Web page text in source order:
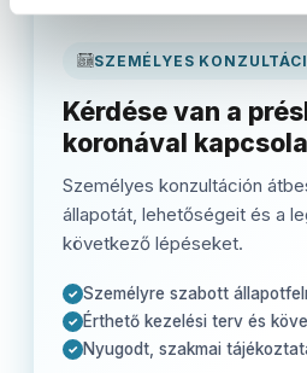
SZEMÉLYES
Kérdése van a
koronával
Személyes konzultáción
állapotát, lehetőségeit és a
következő lépéseket.
✓ Személyre szabott
✓ Érthető kezelési terv és
✓ Nyugodt, szakmai